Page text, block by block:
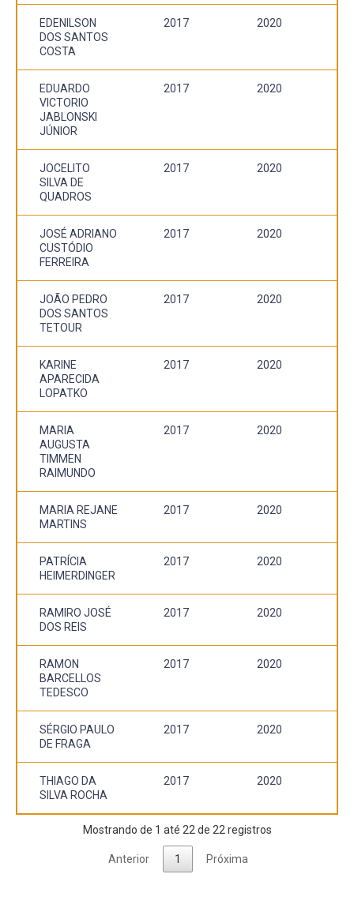
EDENILSON
DOS SANTOS
COSTA
2017 2020
EDUARDO
VICTORIO
JABLONSKI
JÚNIOR
2017 2020
JOCELITO
SILVA DE
QUADROS
2017 2020
JOSÉ ADRIANO
CUSTÓDIO
FERREIRA
2017 2020
JOÃO PEDRO
DOS SANTOS
TETOUR
2017 2020
KARINE
APARECIDA
LOPATKO
2017 2020
MARIA
AUGUSTA
TIMMEN
RAIMUNDO
2017 2020
MARIA REJANE
MARTINS
2017 2020
PATRÍCIA
HEIMERDINGER
2017 2020
RAMIRO JOSÉ
DOS REIS
2017 2020
RAMON
BARCELLOS
TEDESCO
2017 2020
SÉRGIO PAULO
DE FRAGA
2017 2020
THIAGO DA
SILVA ROCHA
2017 2020
Mostrando de 1 até 22 de 22 registros
Anterior 1 Próxima